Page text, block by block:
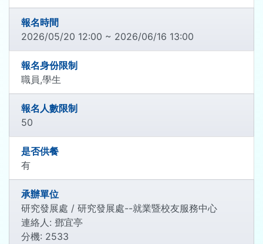
報名時間
2026/05/20 12:00 ~ 2026/06/16 13:00
報名身份限制
職員,學生
報名人數限制
50
是否供餐
有
承辦單位
研究發展處 / 研究發展處--就業暨校友服務中心
連絡人: 鄧宜亭
分機: 2533